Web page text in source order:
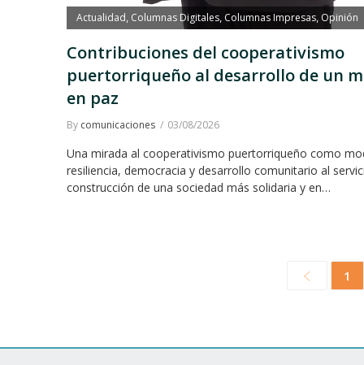
Actualidad, Columnas Digitales, Columnas Impresas, Opinión
Contribuciones del cooperativismo
puertorriqueño al desarrollo de un
en paz
By comunicaciones 03/08/2026
Una mirada al cooperativismo puertorriqueño como
resiliencia, democracia y desarrollo comunitario al
construcción de una sociedad más solidaria y en…
1